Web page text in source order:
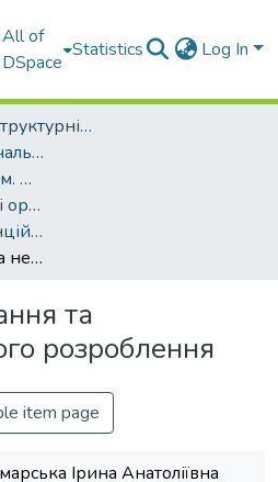
All of
DSpace
Statistics Log In
Відокремлені структурні підрозділи НУК ім. адм. Макарова
Первомайський навчально-науковий інститут НУК ім. адм. Макарова (ПННІ НУК)
ВСП ПННІ НУК ім. адм. Макарова
Кафедра економіки і організації виробництва (ЕОВ)
Матеріали конференцій (ЕОВ)
Бізнес-планування та необхідність його розроблення
та
розроблення
item page
Ірина Анатоліївна